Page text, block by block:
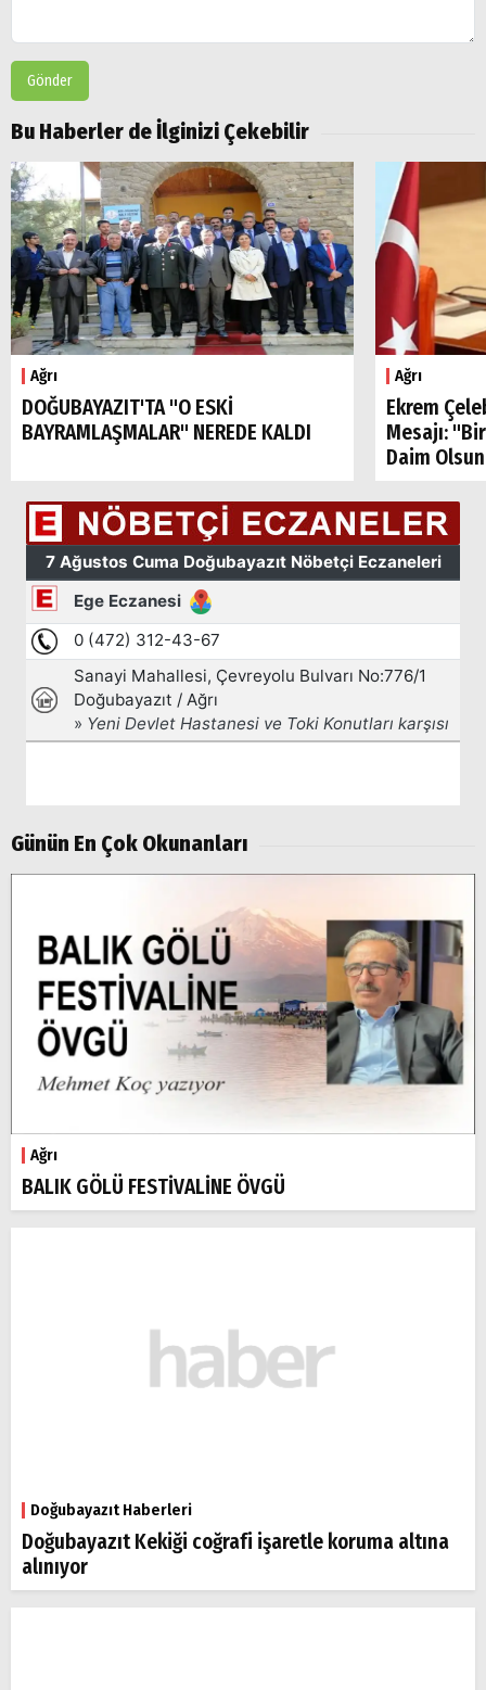
Gönder
Bu Haberler de İlginizi Çekebilir
Ağrı
DOĞUBAYAZIT'TA "O ESKİ
BAYRAMLAŞMALAR" NEREDE KALDI
Ağrı
Ekrem
Mesajı:
Daim
Günün En Çok Okunanları
Ağrı
BALIK GÖLÜ FESTİVALİNE ÖVGÜ
Doğubayazıt Haberleri
Doğubayazıt Kekiği coğrafi işaretle koruma altına
alınıyor